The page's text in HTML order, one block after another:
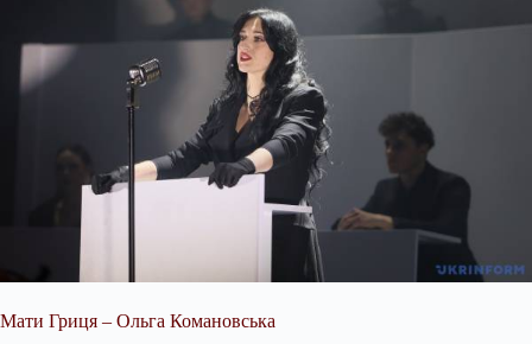
Мати Гриця – Ольга Комановська